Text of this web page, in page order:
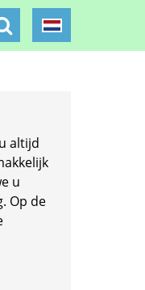
altijd
u
Op de